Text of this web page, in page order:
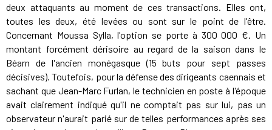
deux attaquants au moment de ces transactions. Elles ont,
toutes les deux, été levées ou sont sur le point de l'être.
Concernant Moussa Sylla, l'option se porte à 300 000 €. Un
montant forcément dérisoire au regard de la saison dans le
Béarn de l'ancien monégasque (15 buts pour sept passes
décisives). Toutefois, pour la défense des dirigeants caennais et
sachant que Jean-Marc Furlan, le technicien en poste à l'époque
avait clairement indiqué qu'il ne comptait pas sur lui, pas un
observateur n'aurait parié sur de telles performances après ses